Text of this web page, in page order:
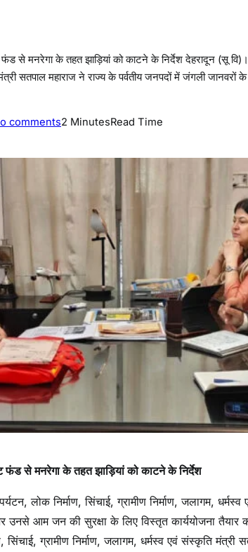
से मनरेगा के तहत झाड़ियां को काटने के निर्देश देहरादून (सू
मंत्री सतपाल महाराज ने राज्य के पर्वतीय जनपदों में जंगली
commentso
जं
ली
जा
से
आ
म
ज
न
की
सु
क्षा
को
र्य
ज
ना
तै
2 MinutesRead Time
फंड से मनरेगा के तहत झाड़ियां को काटने के निर्देश
लोक निर्माण, सिंचाई, ग्रामीण निर्माण, जलागम,
आम जन की सुरक्षा के लिए विस्तृत कार्ययोजना तैयार
सिंचाई, ग्रामीण निर्माण, जलागम, धर्मस्व एवं संस्कृति